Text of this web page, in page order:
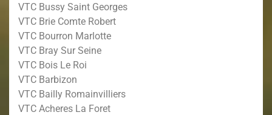
VTC Bussy Saint Georges
VTC Brie Comte Robert
VTC Bourron Marlotte
VTC Bray Sur Seine
VTC Bois Le Roi
VTC Barbizon
VTC Bailly Romainvilliers
VTC Acheres La Foret